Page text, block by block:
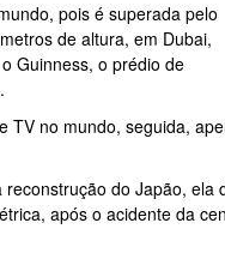
pois é superada pelo
de altura, em Dubai,
Guinness, o prédio de
TV no mundo, seguida,
do Japão,
após o acidente da